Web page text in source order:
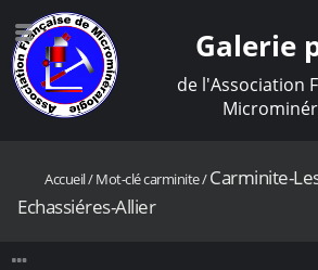
Galerie
de l'Association
Accueil/Mot-clécarminite/Carminite-
Echassiéres-Allier